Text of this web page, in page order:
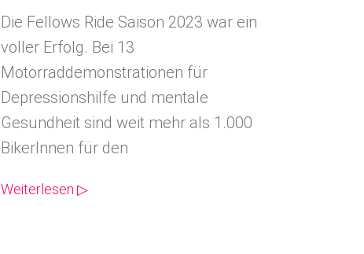
Die Fellows Ride Saison 2023 war ein
voller Erfolg. Bei 13
Motorraddemonstrationen für
Depressionshilfe und mentale
Gesundheit sind weit mehr als 1.000
BikerInnen für den
Weiterlesen ▷